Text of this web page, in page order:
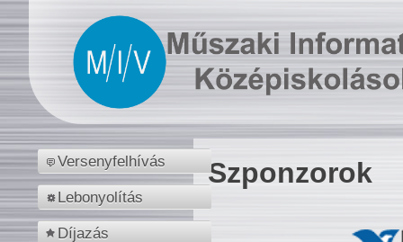
Versenyfelhívás
Lebonyolítás
Díjazás
Szponzorok